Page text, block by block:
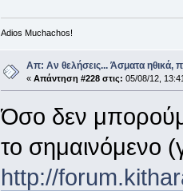
Adios Muchachos!
Απ: Αν θελήσεις... Άσματα ηθικά,
« Απάντηση #228 στις: 05/08/12,
Όσο δεν
το σημαινόμενο
http://